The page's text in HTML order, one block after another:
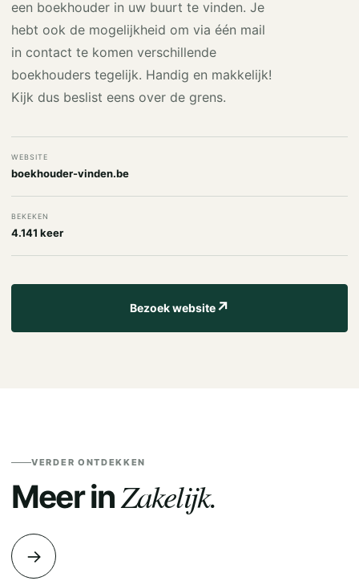
een boekhouder in uw buurt te vinden. Je
hebt ook de mogelijkheid om via één mail
in contact te komen verschillende
boekhouders tegelijk. Handig en makkelijk!
Kijk dus beslist eens over de grens.
WEBSITE
boekhouder-vinden.be
BEKEKEN
4.141 keer
Bezoek website↗
VERDER ONTDEKKEN
Meer inZakelijk.
→